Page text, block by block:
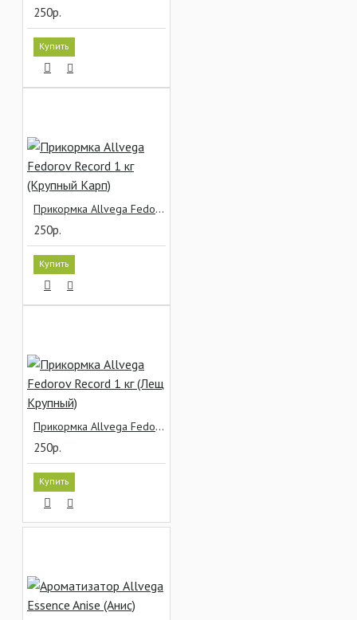
250р.
Купить
Прикормка Allvega Fedorov Record 1 кг (Крупный Карп)
250р.
Купить
Прикормка Allvega Fedorov Record 1 кг (Лещ Крупный)
250р.
Купить